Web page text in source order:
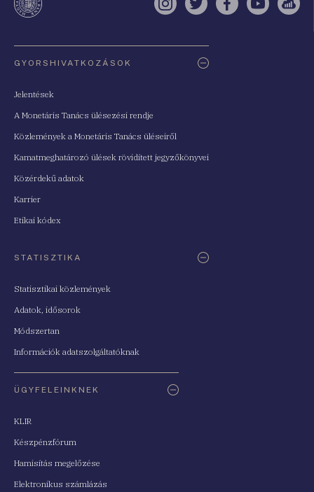
Instagram
TwitterFacebook
YouTube
GYORSHIVATKOZÁSOK
Jelentések
A Monetáris Tanács ülésezési rendje
Közlemények a Monetáris Tanács üléseiről
Kamatmeghatározó ülések rövidített jegyzőkönyvei
Közérdekű adatok
Karrier
Etikai kódex
STATISZTIKA
Statisztikai közlemények
Adatok, idősorok
Módszertan
Információk adatszolgáltatóknak
ÜGYFELEINKNEK
KLIR
Készpénzfórum
Hamisítás megelőzése
Elektronikus számlázás